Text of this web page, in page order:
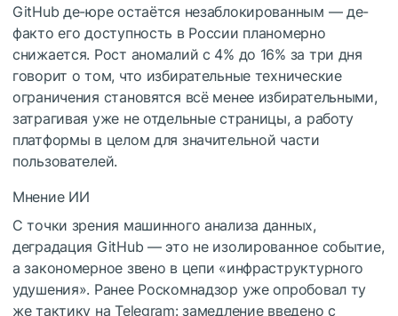
GitHub де-юре остаётся незаблокированным — де-
факто его доступность в России планомерно
снижается. Рост аномалий с 4% до 16% за три дня
говорит о том, что избирательные технические
ограничения становятся всё менее избирательными,
затрагивая уже не отдельные страницы, а работу
платформы в целом для значительной части
пользователей.
Мнение ИИ
С точки зрения машинного анализа данных,
деградация GitHub — это не изолированное событие,
а закономерное звено в цепи «инфраструктурного
удушения». Ранее Роскомнадзор уже опробовал ту
же тактику на Telegram: замедление введено с